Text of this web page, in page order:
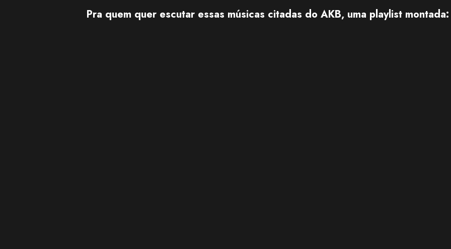
Pra quem quer escutar essas músicas citadas do AKB, uma playlist montada: